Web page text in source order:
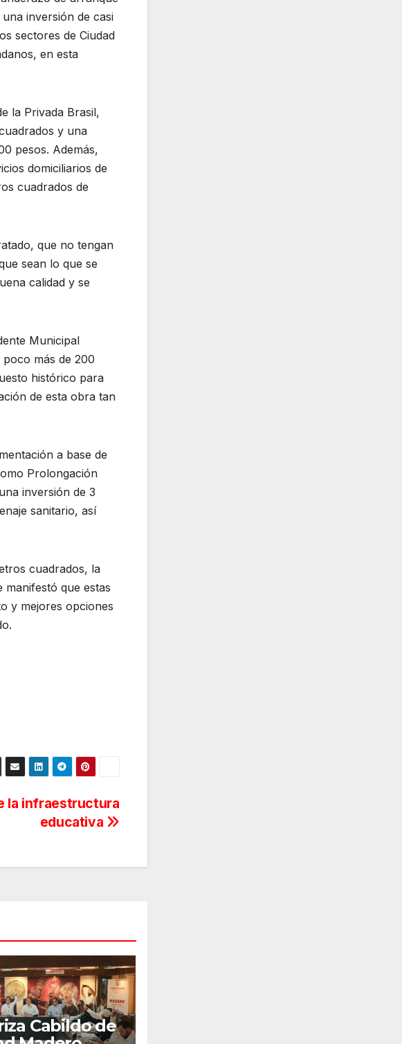
inversión de casi
sectores de Ciudad
en esta
la Privada Brasil,
y una
pesos. Además,
domiciliarios de
cuadrados de
que no tengan
sean lo que se
calidad y se
Municipal
más de 200
histórico para
de esta obra tan
a base de
Prolongación
inversión de 3
sanitario, así
cuadrados, la
que estas
y mejores opciones
la infraestructura
educativa
Cabildo de